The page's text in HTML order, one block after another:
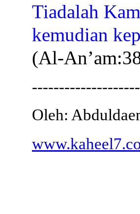
Tiadalah
kemudian
(Al-
--------------------
Oleh: